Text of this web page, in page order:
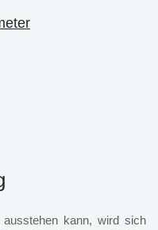
kann, wird sich